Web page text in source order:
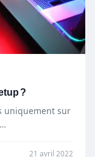
?
uniquement sur
21 avril 2022